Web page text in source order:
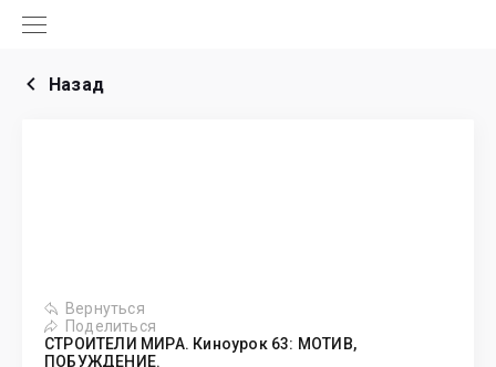
Назад
Вернуться
Поделиться
СТРОИТЕЛИ МИРА. Киноурок 63: МОТИВ,
ПОБУЖДЕНИЕ.